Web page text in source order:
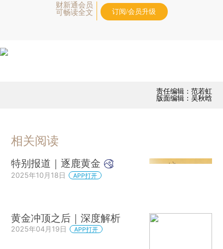
财新通会员
可畅读全文
订阅/会员升级
责任编辑：范若虹
版面编辑：吴秋晗
相关阅读
特别报道｜逐鹿黄金
2025年10月18日 APP打开
黄金冲顶之后｜深度解析
2025年04月19日 APP打开